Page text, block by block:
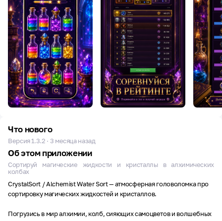
Что нового
Версия 1.3.2 · 3 месяца назад
Об этом приложении
Сортируй магические жидкости и кристаллы в алхимических
колбах
CrystalSort / Alchemist Water Sort — атмосферная головоломка про
сортировку магических жидкостей и кристаллов.
Погрузись в мир алхимии, колб, сияющих самоцветов и волшебных